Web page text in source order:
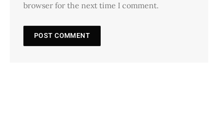
browser for the next time I comment.